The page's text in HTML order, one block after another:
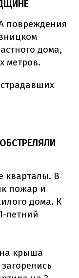
повреждения
дома,
метров.
кварталы. В
пожар и
дома. К
летний
крыша